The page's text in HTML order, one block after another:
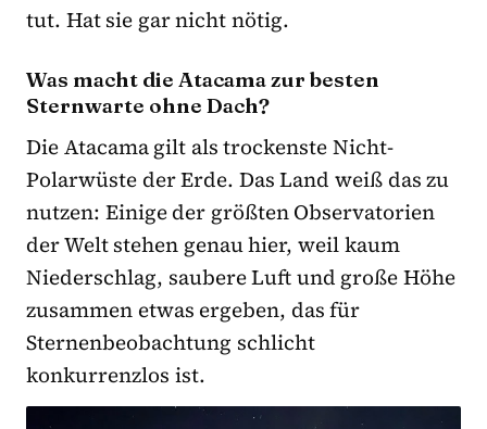
tut. Hat sie gar nicht nötig.
Was macht die Atacama zur besten
Sternwarte ohne Dach?
Die Atacama gilt als trockenste Nicht-
Polarwüste der Erde. Das Land weiß das zu
nutzen: Einige der größten Observatorien
der Welt stehen genau hier, weil kaum
Niederschlag, saubere Luft und große Höhe
zusammen etwas ergeben, das für
Sternenbeobachtung schlicht
konkurrenzlos ist.